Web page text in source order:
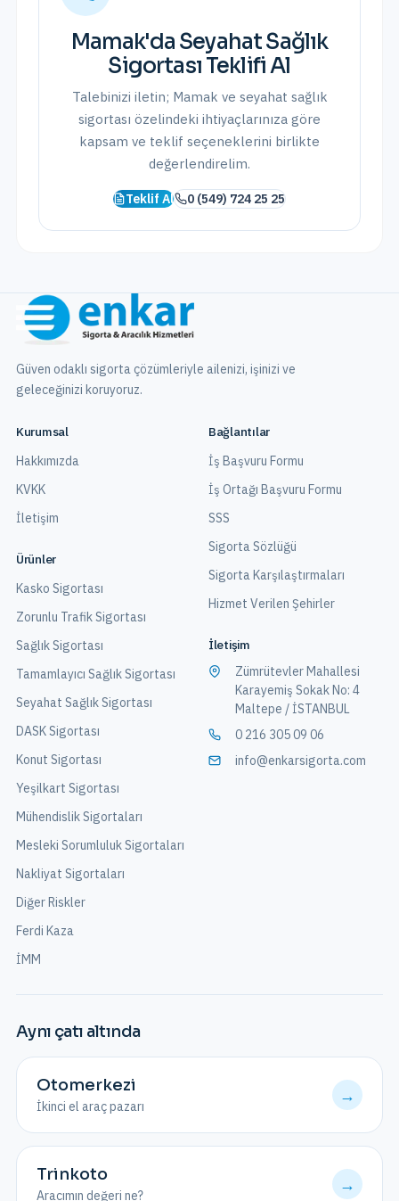
Mamak'da Seyahat Sağlık
Sigortası Teklifi Al
Talebinizi iletin; Mamak ve seyahat sağlık
sigortası özelindeki ihtiyaçlarınıza göre
kapsam ve teklif seçeneklerini birlikte
değerlendirelim.
Teklif Al 0 (549) 724 25 25
Güven odaklı sigorta çözümleriyle ailenizi, işinizi ve
geleceğinizi koruyoruz.
Kurumsal
Hakkımızda
KVKK
İletişim
Ürünler
Kasko Sigortası
Zorunlu Trafik Sigortası
Sağlık Sigortası
Tamamlayıcı Sağlık Sigortası
Seyahat Sağlık Sigortası
DASK Sigortası
Konut Sigortası
Yeşilkart Sigortası
Mühendislik Sigortaları
Mesleki Sorumluluk Sigortaları
Nakliyat Sigortaları
Diğer Riskler
Ferdi Kaza
İMM
Bağlantılar
İş Başvuru Formu
İş Ortağı Başvuru Formu
SSS
Sigorta Sözlüğü
Sigorta Karşılaştırmaları
Hizmet Verilen Şehirler
İletişim
Zümrütevler Mahallesi
Karayemiş Sokak No: 4
Maltepe / İSTANBUL
0 216 305 09 06
info@enkarsigorta.com
Aynı çatı altında
Otomerkezi
İkinci el araç pazarı
→
Trinkoto
Aracımın değeri ne?
→